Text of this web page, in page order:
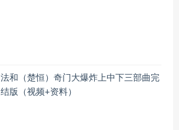
法和（楚恒）奇门大爆炸上中下三部曲完
结版（视频+资料）